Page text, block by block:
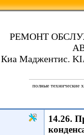
РЕМОНТ
Киа Маджентис.
полные технические
14.26.